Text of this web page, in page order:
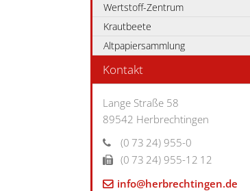
Wertstoff-Zentrum
Krautbeete
Altpapiersammlung
Kontakt
Lange Straße 58
89542 Herbrechtingen
(0 73 24) 955-0
(0 73 24) 955-12 12
info@herbrechtingen.de